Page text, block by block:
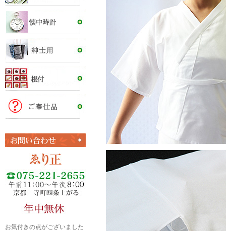
お気付きの点がございました